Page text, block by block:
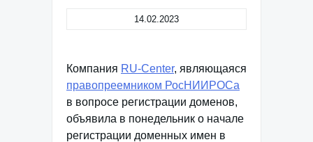
14.02.2023
Компания RU-Center, являющаяся
правопреемником РосНИИРОСа
в вопросе регистрации доменов,
объявила в понедельник о начале
регистрации доменных имен в